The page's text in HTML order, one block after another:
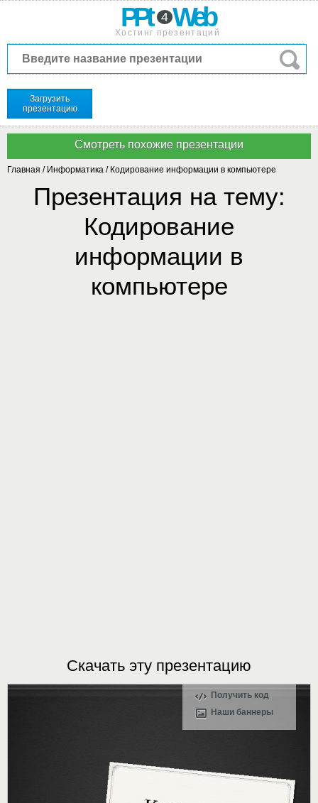
PPt 4 Web
Хостинг презентаций
Загрузить
презентацию
Главная / Информатика / Кодирование информации в компьютере
Презентация на тему:
Кодирование
информации в
компьютере
Скачать эту презентацию
Получить код
Наши баннеры